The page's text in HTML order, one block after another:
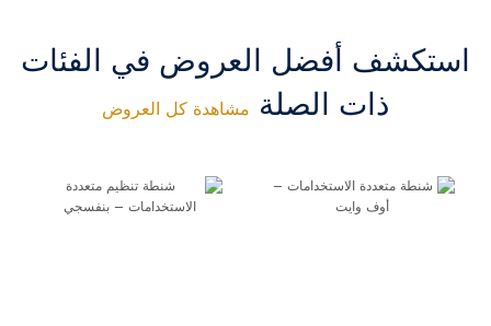
استكشف أفضل العروض في الفئات
ذات الصلة مشاهدة كل العروض